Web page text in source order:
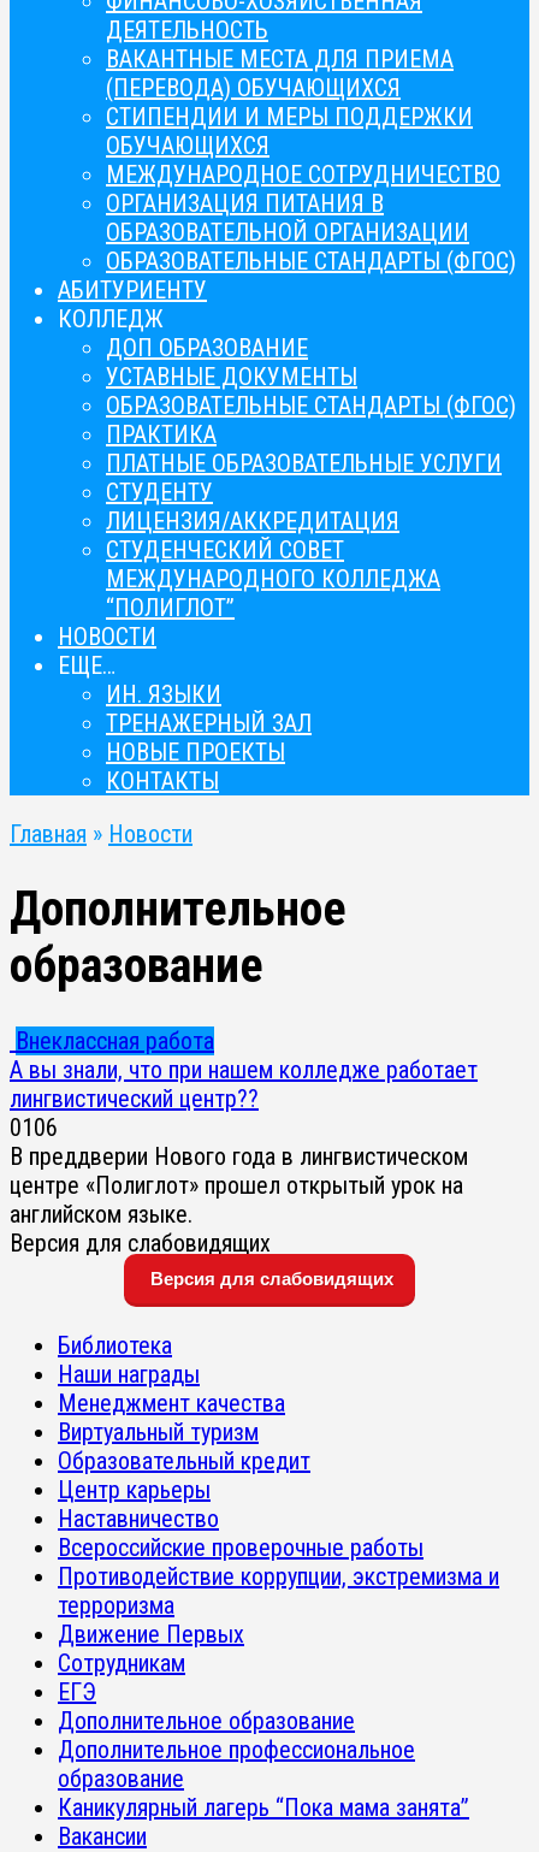
ДЕЯТЕЛЬНОСТЬ
ВАКАНТНЫЕ МЕСТА ДЛЯ ПРИЕМА
(ПЕРЕВОДА) ОБУЧАЮЩИХСЯ
СТИПЕНДИИ И МЕРЫ ПОДДЕРЖКИ
ОБУЧАЮЩИХСЯ
МЕЖДУНАРОДНОЕ СОТРУДНИЧЕСТВО
ОРГАНИЗАЦИЯ ПИТАНИЯ В
ОБРАЗОВАТЕЛЬНОЙ ОРГАНИЗАЦИИ
ОБРАЗОВАТЕЛЬНЫЕ СТАНДАРТЫ (ФГОС)
АБИТУРИЕНТУ
КОЛЛЕДЖ
ДОП ОБРАЗОВАНИЕ
УСТАВНЫЕ ДОКУМЕНТЫ
ОБРАЗОВАТЕЛЬНЫЕ СТАНДАРТЫ (ФГОС)
ПРАКТИКА
ПЛАТНЫЕ ОБРАЗОВАТЕЛЬНЫЕ УСЛУГИ
СТУДЕНТУ
ЛИЦЕНЗИЯ/АККРЕДИТАЦИЯ
СТУДЕНЧЕСКИЙ СОВЕТ
МЕЖДУНАРОДНОГО КОЛЛЕДЖА
“ПОЛИГЛОТ”
НОВОСТИ
ЕЩЕ…
ИН. ЯЗЫКИ
ТРЕНАЖЕРНЫЙ ЗАЛ
НОВЫЕ ПРОЕКТЫ
КОНТАКТЫ
Главная » Новости
Дополнительное
образование
Внеклассная работа
А вы знали, что при нашем колледже работает
лингвистический центр??
0106
В преддверии Нового года в лингвистическом
центре «Полиглот» прошел открытый урок на
английском языке.
Версия для слабовидящих
Версия для слабовидящих
Библиотека
Наши награды
Менеджмент качества
Виртуальный туризм
Образовательный кредит
Центр карьеры
Наставничество
Всероссийские проверочные работы
Противодействие коррупции, экстремизма и
терроризма
Движение Первых
Сотрудникам
ЕГЭ
Дополнительное образование
Дополнительное профессиональное
образование
Каникулярный лагерь “Пока мама занята”
Вакансии